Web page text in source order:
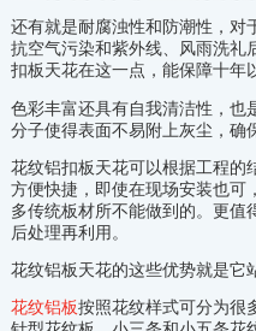
还有就是耐腐浊性和防潮性，对
抗空气污染和紫外线、风雨洗礼
扣板天花在这一点，能保障十年
色彩丰富还具有自我清洁性，也
分子使得表面不易附上灰尘，确
花纹铝扣板天花可以根据工程的
方便快捷，即使在现场安装也可
多传统板材所不能做到的。更值
后处理再利用。
花纹铝板天花的这些优势就是它
花纹铝板按照花纹样式可分为很